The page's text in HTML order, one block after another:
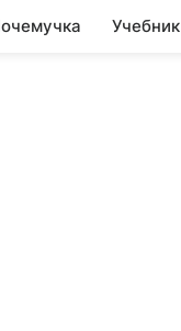
Учебник